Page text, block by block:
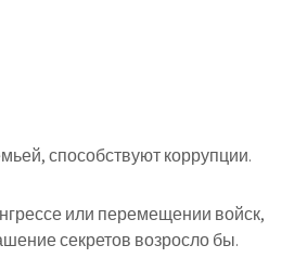
способствуют коррупции.
или перемещении войск,
секретов возросло бы.